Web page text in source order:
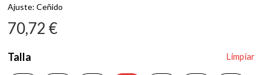
Ajuste: Ceñido
70,72€
Talla Limpiar